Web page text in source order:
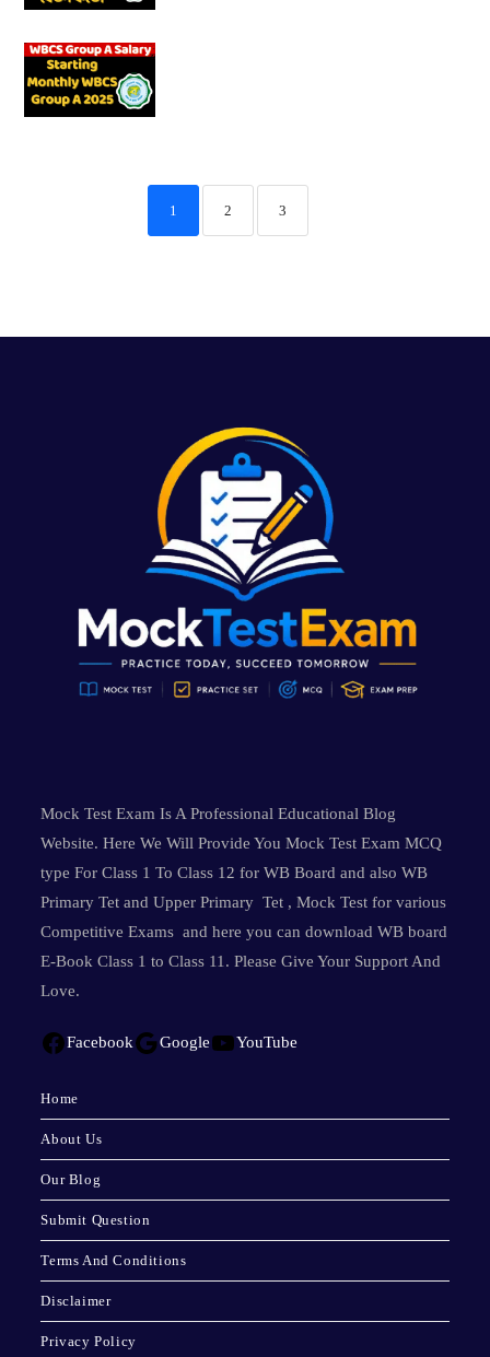
1 2 3
Mock Test Exam Is A Professional Educational Blog
Website. Here We Will Provide You Mock Test Exam MCQ
type For Class 1 To Class 12 for WB Board and also WB
Primary Tet and Upper Primary Tet , Mock Test for various
Competitive Exams and here you can download WB board
E-Book Class 1 to Class 11. Please Give Your Support And
Love.
Facebook Google YouTube
Home
About Us
Our Blog
Submit Question
Terms And Conditions
Disclaimer
Privacy Policy